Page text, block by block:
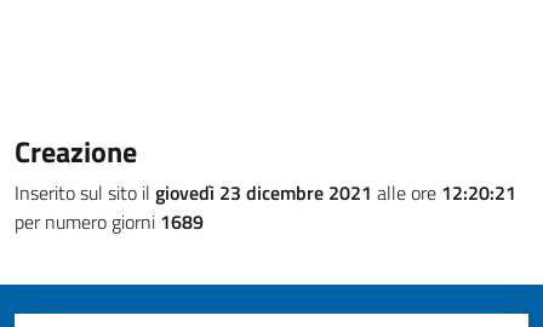
Creazione
Inserito sul sito il giovedì 23 dicembre 2021 alle ore 12:20:21
per numero giorni 1689